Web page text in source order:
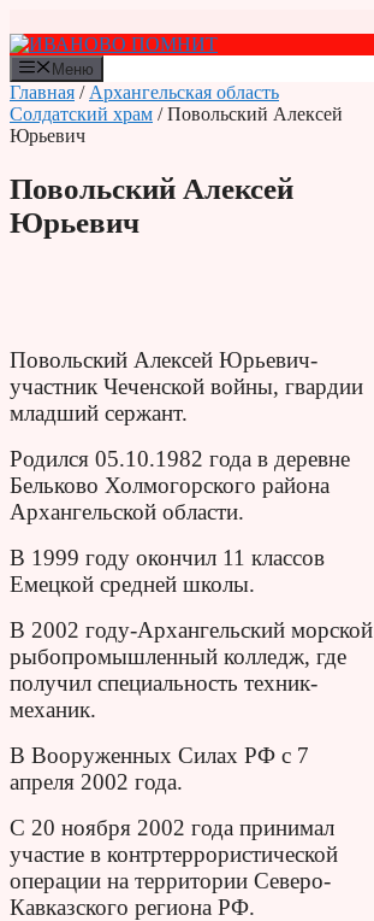
к
содержимому
Меню
Главная / Архангельская область
Солдатский храм / Повольский Алексей
Юрьевич
Повольский Алексей
Юрьевич
Повольский Алексей Юрьевич-
участник Чеченской войны, гвардии
младший сержант.
Родился 05.10.1982 года в деревне
Бельково Холмогорского района
Архангельской области.
В 1999 году окончил 11 классов
Емецкой средней школы.
В 2002 году-Архангельский морской
рыбопромышленный колледж, где
получил специальность техник-
механик.
В Вооруженных Силах РФ с 7
апреля 2002 года.
С 20 ноября 2002 года принимал
участие в контртеррористической
операции на территории Северо-
Кавказского региона РФ.